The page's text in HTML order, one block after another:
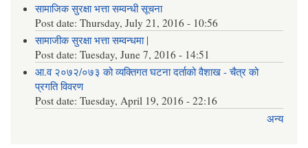
सामाजिक सुरक्षा भत्ता सम्वन्धी सूचना
Post date:Thursday, July 21, 2016 - 10:56
सामाजीक सुरक्षा भत्ता सम्वन्धमा |
Post date:Tuesday, June 7, 2016 - 14:51
आ.व २०७२/०७३ को व्यक्तिगत घटना दर्ताको वैशाख - चैत्र को
प्रगति विवरण
Post date:Tuesday, April 19, 2016 - 22:16
अन्य